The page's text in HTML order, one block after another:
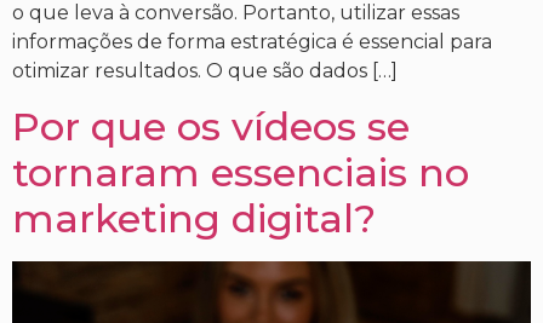
o que leva à conversão. Portanto, utilizar essas
informações de forma estratégica é essencial para
otimizar resultados. O que são dados […]
Por que os vídeos se
tornaram essenciais no
marketing digital?